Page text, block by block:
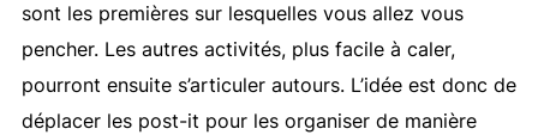
sont les premières sur lesquelles vous allez vous
pencher. Les autres activités, plus facile à caler,
pourront ensuite s’articuler autours. L’idée est donc de
déplacer les post-it pour les organiser de manière